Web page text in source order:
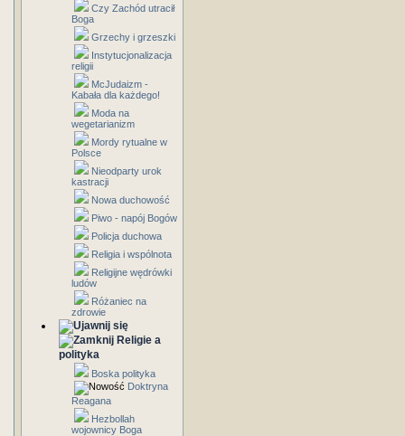
Czy Zachód utracił
Boga
Grzechy i grzeszki
Instytucjonalizacja
religii
McJudaizm -
Kabała dla każdego!
Moda na
wegetarianizm
Mordy rytualne w
Polsce
Nieodparty urok
kastracji
Nowa duchowość
Piwo - napój Bogów
Policja duchowa
Religia i wspólnota
Religijne wędrówki
ludów
Różaniec na
zdrowie
Religie a
polityka
Boska polityka
Doktryna
Reagana
Hezbollah
wojownicy Boga